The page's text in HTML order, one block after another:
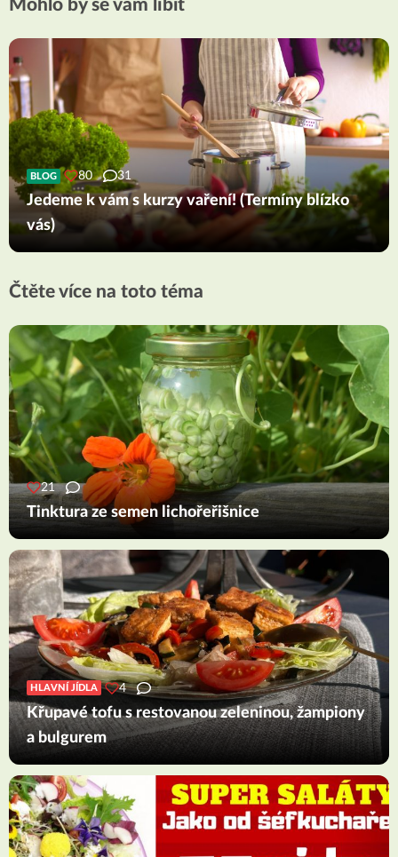
Mohlo by se vám líbit
BLOG 80 31
Jedeme k vám s kurzy vaření! (Termíny blízko
vás)
Čtěte více na toto téma
21
Tinktura ze semen lichořeřišnice
HLAVNÍ JÍDLA 4
Křupavé tofu s restovanou zeleninou, žampiony
a bulgurem